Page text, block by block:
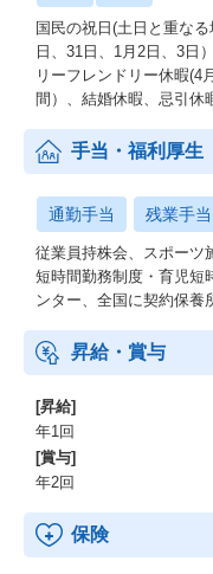
国民の祝日(土日と重な
日、31日、1月2日、3日
リーフレンドリー休暇(4
間）、結婚休暇、忌引休
手当・福利厚生
通勤手当 残業手当
従業員持株会、スポーツ
短時間勤務制度・育児短
ンター、全国に契約保養
昇給・賞与
[昇給]
年1回
[賞与]
年2回
保険